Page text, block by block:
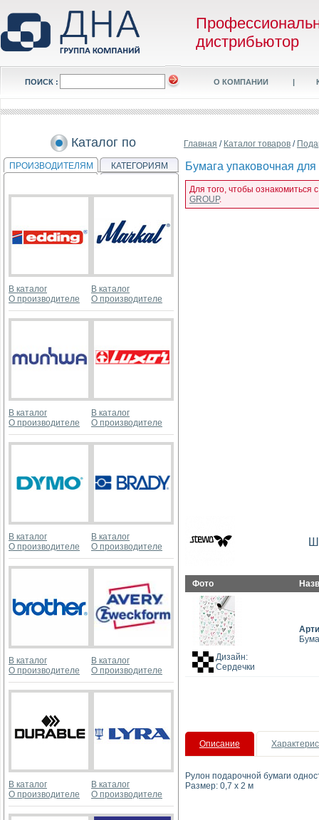
дистрибьютор
ПОИСК : О КОМПАНИИ |
Каталог по
ПРОИЗВОДИТЕЛЯМ КАТЕГОРИЯМ
В каталог
О производителе
В каталог
О производителе
В каталог
О производителе
В каталог
О производителе
В каталог
О производителе
В каталог
О производителе
В каталог
О производителе
В каталог
О производителе
В каталог
О производителе
В каталог
О производителе
Главная / Каталог товаров /
Бумага упаковочная
Для того, чтобы ознакомиться
GROUP.
Фото
Дизайн:
Сердечки
Описание
Рулон подарочной бумаги
Размер: 0,7 x 2 м